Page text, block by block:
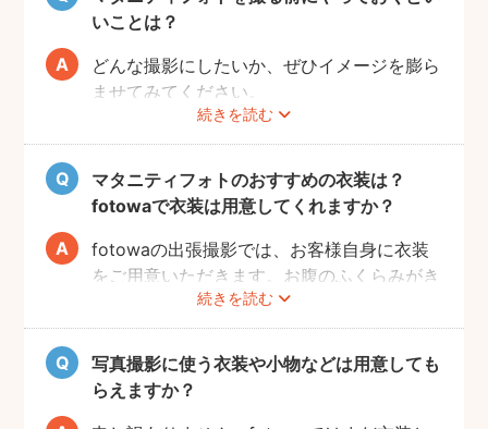
撮影時間の範囲内でシーンを変えることも可
能です。
です。
いことは？
続きを読む
どんな撮影にしたいか、ぜひイメージを膨ら
ませてみてください。
Instagramやママ向けの雑誌などで、素敵な
撮影事例を見たり、サッシュベルト等の撮影
小物について情報収集するのも楽しいです
よ。また、何より大事なのは被写体のママと
お腹の赤ちゃんの健康です。当日無理せず撮
影を行えるよう、日々健やかに過ごしていた
だければと思います。
マタニティフォトのおすすめの衣装は？
fotowaで衣装は用意してくれますか？
続きを読む
fotowaの出張撮影では、お客様自身に衣装
をご用意いただきます。お腹のふくらみがき
れいに見える薄手のお洋服や、チューブトッ
プにスカート等で、素肌を写すスタイルも人
気です。どうぞお好きな衣装で撮影を楽しん
でくださいね。
写真撮影に使う衣装や小物などは用意しても
らえますか？